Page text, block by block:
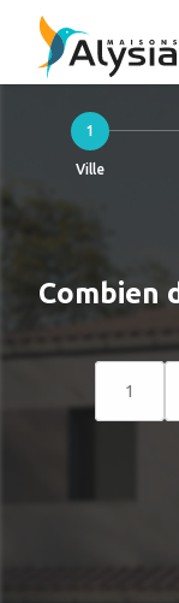
1
Ville
Combien
1